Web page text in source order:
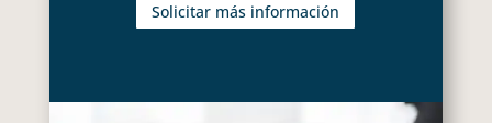
Solicitar más información